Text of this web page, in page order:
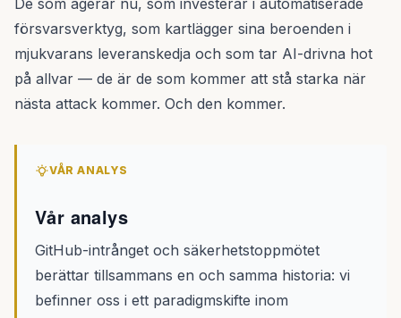
De som agerar nu, som investerar i automatiserade
försvarsverktyg, som kartlägger sina beroenden i
mjukvarans leveranskedja och som tar AI-drivna hot
på allvar — de är de som kommer att stå starka när
nästa attack kommer. Och den kommer.
VÅR ANALYS
Vår analys
GitHub-intrånget och säkerhetstoppmötet
berättar tillsammans en och samma historia: vi
befinner oss i ett paradigmskifte inom